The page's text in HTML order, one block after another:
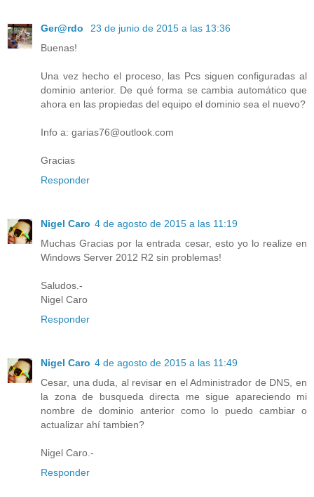
Ger@rdo
23 de junio de 2015 a las 13:36
Buenas!
Una vez hecho el proceso, las Pcs siguen configuradas al
dominio anterior. De qué forma se cambia automático que
ahora en las propiedas del equipo el dominio sea el nuevo?
Info a: garias76@outlook.com
Gracias
Responder
Nigel Caro 4 de agosto de 2015 a las 11:19
Muchas Gracias por la entrada cesar, esto yo lo realize en
Windows Server 2012 R2 sin problemas!
Saludos.-
Nigel Caro
Responder
Nigel Caro 4 de agosto de 2015 a las 11:49
Cesar, una duda, al revisar en el Administrador de DNS, en
la zona de busqueda directa me sigue apareciendo mi
nombre de dominio anterior como lo puedo cambiar o
actualizar ahí tambien?
Nigel Caro.-
Responder